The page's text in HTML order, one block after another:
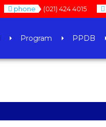
phone (021) 424 4015
Program PPDB